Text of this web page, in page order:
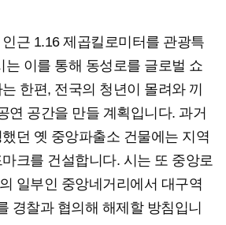
근 1.16 제곱킬로미터를 관광특
는 이를 통해 동성로를 글로벌 쇼
한편, 전국의 청년이 몰려와 끼
연 공간을 만들 계획입니다. 과거
던 옛 중앙파출소 건물에는 지역
크를 건설합니다. 시는 또 중앙로
일부인 중앙네거리에서 대구역
경찰과 협의해 해제할 방침입니